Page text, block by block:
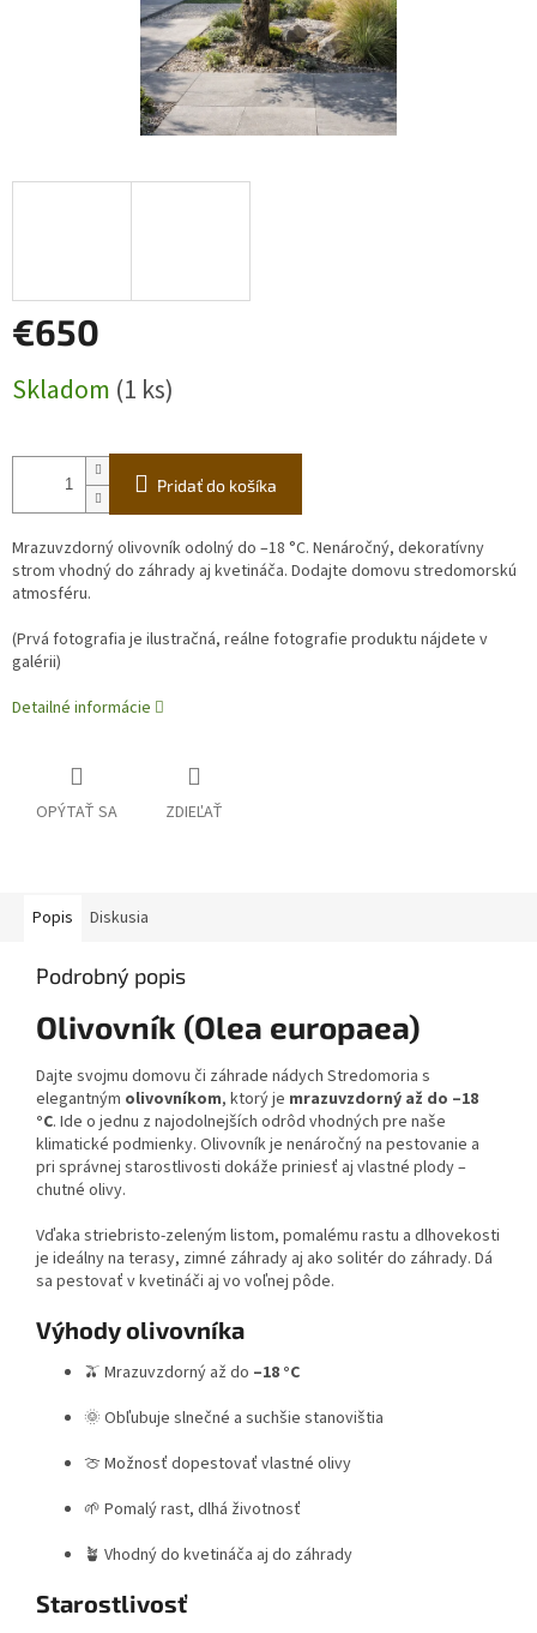
€650
cena:
Skladom (1 ks)
Pridať do košíka
Mrazuvzdorný olivovník odolný do –18 °C. Nenáročný, dekoratívny
strom vhodný do záhrady aj kvetináča. Dodajte domovu stredomorskú
atmosféru.
(Prvá fotografia je ilustračná, reálne fotografie produktu nájdete v
galérii)
Detailné informácie
OPÝTAŤ SA ZDIEĽAŤ
Popis Diskusia
Podrobný popis
Olivovník (Olea europaea)
Dajte svojmu domovu či záhrade nádych Stredomoria s
elegantným olivovníkom, ktorý je mrazuvzdorný až do –18
°C. Ide o jednu z najodolnejších odrôd vhodných pre naše
klimatické podmienky. Olivovník je nenáročný na pestovanie a
pri správnej starostlivosti dokáže priniesť aj vlastné plody –
chutné olivy.
Vďaka striebristo-zeleným listom, pomalému rastu a dlhovekosti
je ideálny na terasy, zimné záhrady aj ako solitér do záhrady. Dá
sa pestovať v kvetináči aj vo voľnej pôde.
Výhody olivovníka
🫒 Mrazuvzdorný až do –18 °C
🌞 Obľubuje slnečné a suchšie stanovištia
🍈 Možnosť dopestovať vlastné olivy
🌱 Pomalý rast, dlhá životnosť
🪴 Vhodný do kvetináča aj do záhrady
Starostlivosť